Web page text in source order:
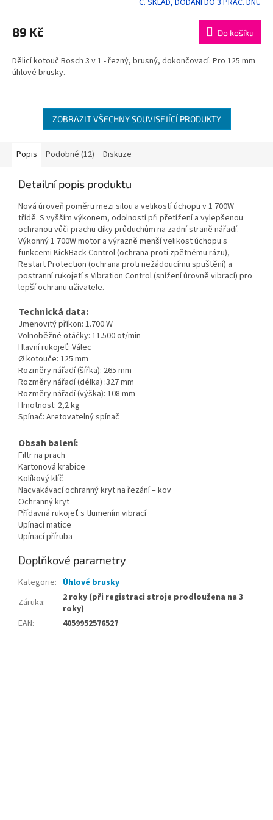
produktu
je
z
5
89 Kč Do košíku
Dělicí kotouč Bosch 3 v 1 - řezný, brusný, dokončovací. Pro 125 mm
úhlové brusky.
ZOBRAZIT VŠECHNY SOUVISEJÍCÍ PRODUKTY
Popis Podobné (12) Diskuze
Detailní popis produktu
Nová úroveň poměru mezi silou a velikostí úchopu v 1 700W
třídě. S vyšším výkonem, odolností při přetížení a vylepšenou
ochranou vůči prachu díky průduchům na zadní straně nářadí.
Výkonný 1 700W motor a výrazně menší velikost úchopu s
funkcemi KickBack Control (ochrana proti zpětnému rázu),
Restart Protection (ochrana proti nežádoucímu spuštění) a
postranní rukojetí s Vibration Control (snížení úrovně vibrací) pro
lepší ochranu uživatele.
Technická data:
Jmenovitý příkon: 1.700 W
Volnoběžné otáčky: 11.500 ot/min
Hlavní rukojeť: Válec
Ø kotouče: 125 mm
Rozměry nářadí (šířka): 265 mm
Rozměry nářadí (délka) :327 mm
Rozměry nářadí (výška): 108 mm
Hmotnost: 2,2 kg
Spínač: Aretovatelný spínač
Obsah balení:
Filtr na prach
Kartonová krabice
Kolíkový klíč
Nacvakávací ochranný kryt na řezání – kov
Ochranný kryt
Přídavná rukojeť s tlumením vibrací
Upínací matice
Upínací příruba
Doplňkové parametry
Kategorie: Úhlové brusky
Záruka:
2 roky (při registraci stroje prodloužena na 3
roky)
EAN: 4059952576527